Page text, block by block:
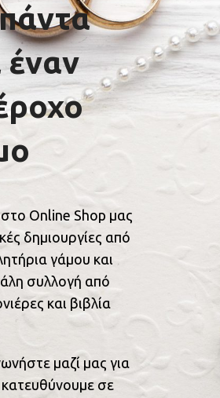
έναν
στο Online Shop μας
δημιουργίες από
γάμου και
συλλογή από
και βιβλία
μαζί μας για
σε